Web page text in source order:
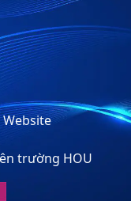
trường HOU